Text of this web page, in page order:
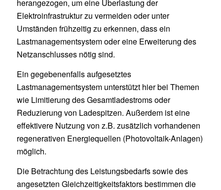
herangezogen, um eine Überlastung der
Elektroinfrastruktur zu vermeiden oder unter
Umständen frühzeitig zu erkennen, dass ein
Lastmanagementsystem oder eine Erweiterung des
Netzanschlusses nötig sind.
Ein gegebenenfalls aufgesetztes
Lastmanagementsystem unterstützt hier bei Themen
wie Limitierung des Gesamtladestroms oder
Reduzierung von Ladespitzen. Außerdem ist eine
effektivere Nutzung von z.B. zusätzlich vorhandenen
regenerativen Energiequellen (Photovoltaik-Anlagen)
möglich.
Die Betrachtung des Leistungsbedarfs sowie des
angesetzten Gleichzeitigkeitsfaktors bestimmen die